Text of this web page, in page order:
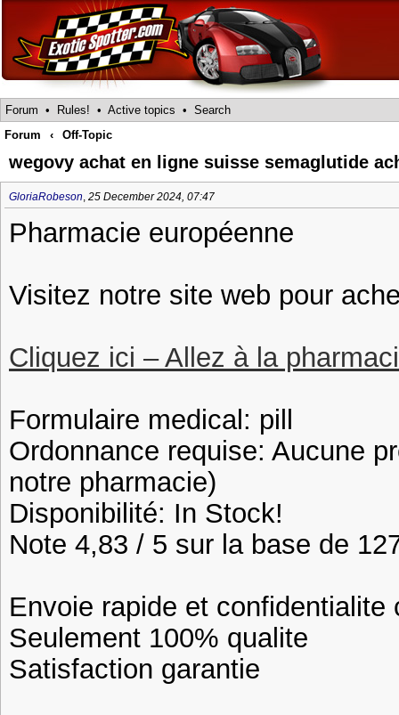
Forum • Rules! • Active topics • Search
Forum
‹ Off-Topic
wegovy achat en ligne suisse semaglutide
GloriaRobeson, 25 December 2024, 07:47
Pharmacie européenne
Visitez notre site web pour
Cliquez ici – Allez à la
Formulaire medical: pill
Ordonnance requise: Aucune
notre pharmacie)
Disponibilité: In Stock!
Note 4,83 / 5 sur la base de
Envoie rapide et confidentialite
Seulement 100% qualite
Satisfaction garantie